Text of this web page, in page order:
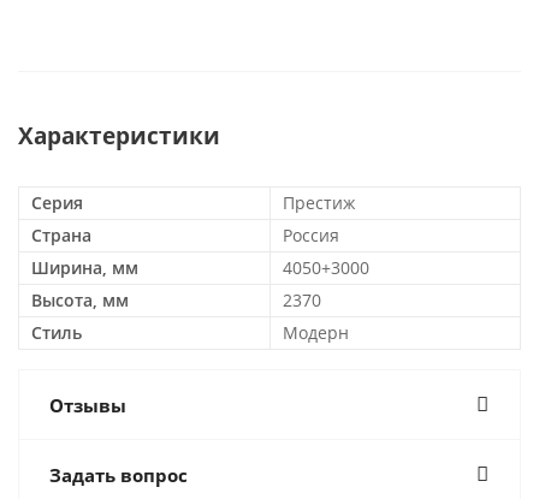
Характеристики
Серия
Престиж
Страна
Россия
Ширина, мм
4050+3000
Высота, мм
2370
Стиль
Модерн
Отзывы
Задать вопрос